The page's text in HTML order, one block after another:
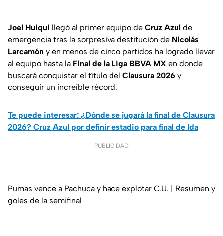
Joel Huiqui llegó al primer equipo de Cruz Azul de
emergencia tras la sorpresiva destitución de Nicolás
Larcamón y en menos de cinco partidos ha logrado llevar
al equipo hasta la Final de la Liga BBVA MX en donde
buscará conquistar el título del Clausura 2026 y
conseguir un increíble récord.
Te puede interesar: ¿Dónde se jugará la final de Clausura
2026? Cruz Azul por definir estadio para final de Ida
PUBLICIDAD
Pumas vence a Pachuca y hace explotar C.U. | Resumen y
goles de la semifinal